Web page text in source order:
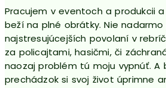
Pracujem v eventoch a produkcii
beží na plné obrátky. Nie
najstresujúcejších povolaní v
za policajtami, hasičmi, či
naozaj problém tú moju vypnúť. A
prechádzok si svoj život úprimne